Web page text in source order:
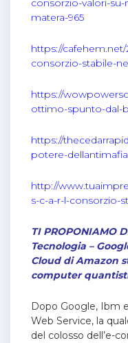
consorzio-valori-
matera-965
https://cafehem.net/
consorzio-stabile-
https://
ottimo-spunto-dal-
https://
potere-
http://
s-c-a-r-l-consorzio-
TI PROPONIAMO
Tecnologia –
Cloud di Amazon
computer
Dopo Google, Ibm
Web Service, la
del colosso dell’e-